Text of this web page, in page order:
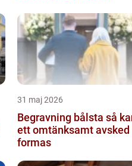
31 maj 2026
Begravning bålsta så kan
ett omtänksamt avsked
formas